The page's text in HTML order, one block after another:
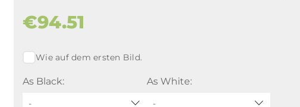
€94.51
Wie auf dem ersten Bild.
As Black:
-
As White:
-